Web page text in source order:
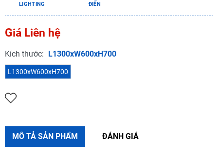
LIGHTING
ĐIỂN
Giá Liên hệ
Kích thước: L1300xW600xH700
L1300xW600xH700
MÔ TẢ SẢN PHẨM ĐÁNH GIÁ